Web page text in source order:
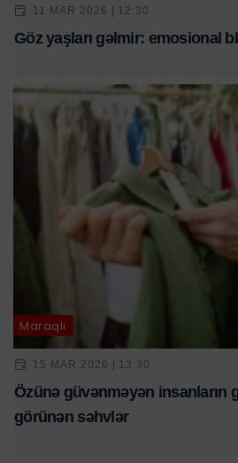
11 MAR 2026 | 12:30
Göz yaşları gəlmir: emosional
Maraqlı
15 MAR 2026 | 13:30
Özünə güvənməyən insanların
görünən səhvlər